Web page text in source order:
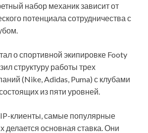
набор механик зависит от
потенциала сотрудничества с
о спортивной экипировке Footy
структуру работы трех
(Nike, Adidas, Puma) с клубами
из пяти уровней.
клиенты, самые популярные
делается основная ставка. Они